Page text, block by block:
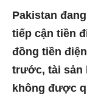
Pakistan
tiếp cận tiền
đồng tiền
trước, tài sản
không được